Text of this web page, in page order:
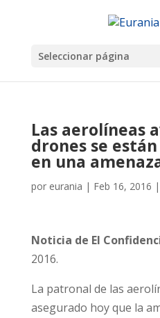
Seleccionar página
Las aerolíneas
drones se
en una
por eurania | Feb 16, 2016 |
Noticia de El
2016.
La patronal de las
asegurado hoy que la